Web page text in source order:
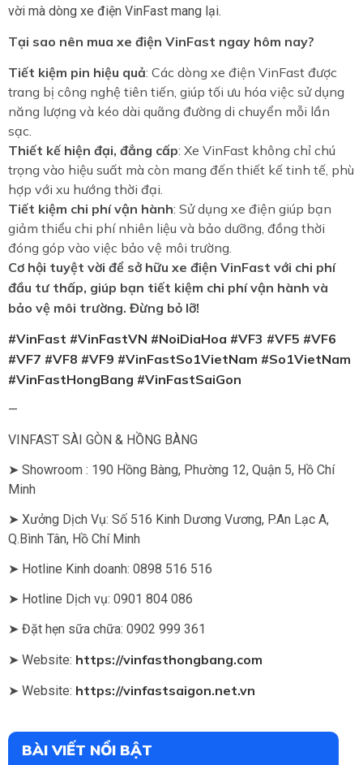
vời mà dòng xe điện VinFast mang lại.
Tại sao nên mua xe điện VinFast ngay hôm nay?
Tiết kiệm pin hiệu quả: Các dòng xe điện VinFast được
trang bị công nghệ tiên tiến, giúp tối ưu hóa việc sử dụng
năng lượng và kéo dài quãng đường di chuyển mỗi lần
sạc.
Thiết kế hiện đại, đẳng cấp: Xe VinFast không chỉ chú
trọng vào hiệu suất mà còn mang đến thiết kế tinh tế, phù
hợp với xu hướng thời đại.
Tiết kiệm chi phí vận hành: Sử dụng xe điện giúp bạn
giảm thiểu chi phí nhiên liệu và bảo dưỡng, đồng thời
đóng góp vào việc bảo vệ môi trường.
Cơ hội tuyệt vời để sở hữu xe điện VinFast với chi phí
đầu tư thấp, giúp bạn tiết kiệm chi phí vận hành và
bảo vệ môi trường. Đừng bỏ lỡ!
#VinFast #VinFastVN #NoiDiaHoa #VF3 #VF5 #VF6
#VF7 #VF8 #VF9 #VinFastSo1VietNam #So1VietNam
#VinFastHongBang #VinFastSaiGon
—
VINFAST SÀI GÒN & HỒNG BÀNG
➤ Showroom : 190 Hồng Bàng, Phường 12, Quận 5, Hồ Chí
Minh
➤ Xưởng Dịch Vụ: Số 516 Kinh Dương Vương, P.An Lạc A,
Q.Bình Tân, Hồ Chí Minh
➤ Hotline Kinh doanh: 0898 516 516
➤ Hotline Dịch vụ: 0901 804 086
➤ Đặt hẹn sữa chữa: 0902 999 361
➤ Website: https://vinfasthongbang.com
➤ Website: https://vinfastsaigon.net.vn
BÀI VIẾT NỔI BẬT